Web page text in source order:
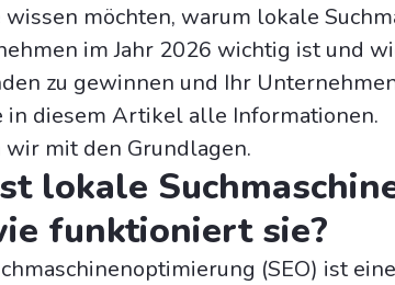
wissen möchten, warum lokale
im Jahr 2026 wichtig ist und
zu gewinnen und Ihr
in diesem Artikel alle Informationen.
wir mit den Grundlagen.
lokale
funktioniert sie?
(SEO) ist